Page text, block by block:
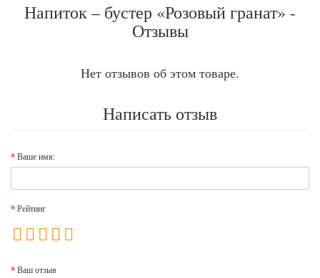
Напиток – бустер «Розовый гранат» -
Отзывы
Нет отзывов об этом товаре.
Написать отзыв
Ваше имя:
Рейтинг
Ваш отзыв